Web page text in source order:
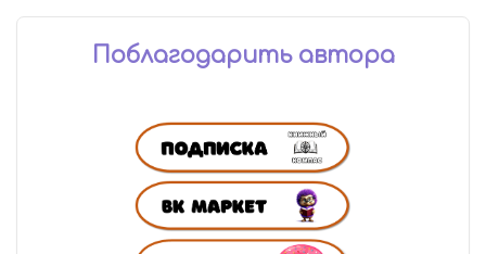
Поблагодарить автора